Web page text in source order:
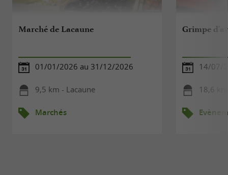
Marché de Lacaune
01/01/2026 au 31/12/2026
9,5 km - Lacaune
Marchés
Grimpe
14/07/
18,6